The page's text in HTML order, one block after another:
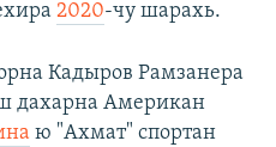
2020-чу шарахь.
Кадыров Рамзанера
дахарна Американ
ю "Ахмат" спортан